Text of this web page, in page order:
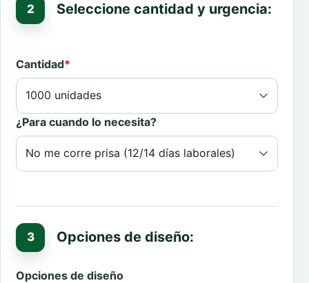
Seleccione cantidad y urgencia:
*
Cantidad
¿Para cuando lo necesita?
Opciones de diseño:
Opciones de diseño